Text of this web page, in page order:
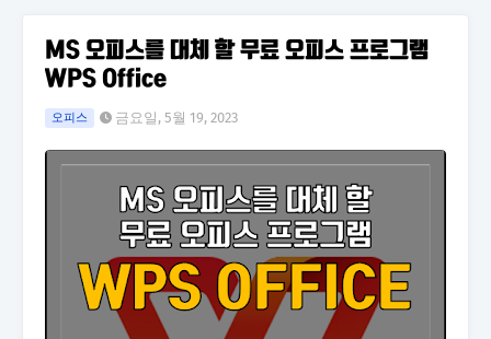
MS 오피스를 대체 할 무료 오피스 프로그램
WPS Office
오피스 금요일, 5월 19, 2023